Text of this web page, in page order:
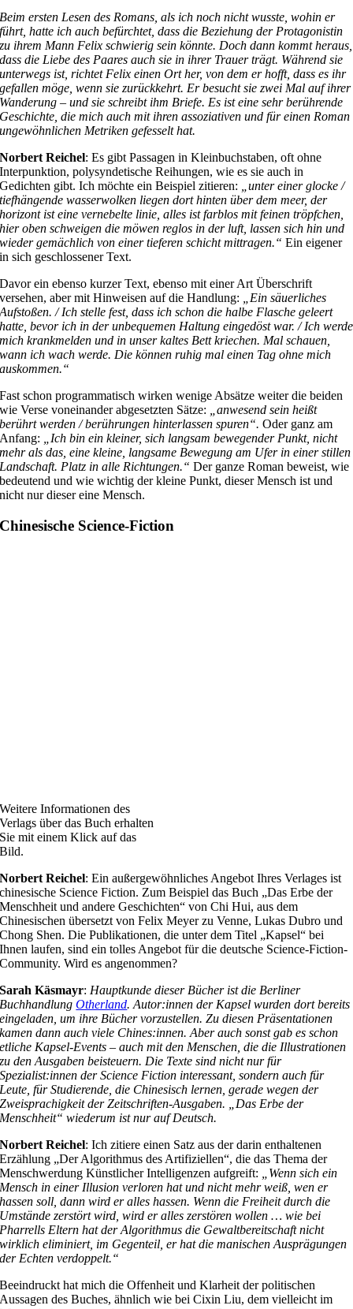
Beim ersten Lesen des Romans, als ich noch nicht wusste, wohin er
führt, hatte ich auch befürchtet, dass die Beziehung der Protagonistin
zu ihrem Mann Felix schwierig sein könnte. Doch dann kommt heraus,
dass die Liebe des Paares auch sie in ihrer Trauer trägt. Während sie
unterwegs ist, richtet Felix einen Ort her, von dem er hofft, dass es ihr
gefallen möge, wenn sie zurückkehrt. Er besucht sie zwei Mal auf ihrer
Wanderung – und sie schreibt ihm Briefe. Es ist eine sehr berührende
Geschichte, die mich auch mit ihren assoziativen und für einen Roman
ungewöhnlichen Metriken gefesselt hat.
Norbert Reichel: Es gibt Passagen in Kleinbuchstaben, oft ohne
Interpunktion, polysyndetische Reihungen, wie es sie auch in
Gedichten gibt. Ich möchte ein Beispiel zitieren:
„unter einer glocke /
tiefhängende wasserwolken liegen dort hinten über dem meer, der
horizont ist eine vernebelte linie, alles ist farblos mit feinen tröpfchen,
hier oben schweigen die möwen reglos in der luft, lassen sich hin und
wieder gemächlich von einer tieferen schicht mittragen.“Ein eigener
in sich geschlossener Text.
Davor ein ebenso kurzer Text, ebenso mit einer Art Überschrift
versehen, aber mit Hinweisen auf die Handlung:
„Ein säuerliches
Aufstoßen. / Ich stelle fest, dass ich schon die halbe Flasche geleert
hatte, bevor ich in der unbequemen Haltung eingedöst war. / Ich werde
mich krankmelden und in unser kaltes Bett kriechen. Mal schauen,
wann ich wach werde. Die können ruhig mal einen Tag ohne mich
auskommen.“
Fast schon programmatisch wirken wenige Absätze weiter die beiden
wie Verse voneinander abgesetzten Sätze:
„anwesend sein heißt
berührt werden / berührungen hinterlassen spuren“. Oder ganz am
Anfang:
„Ich bin ein kleiner, sich langsam bewegender Punkt, nicht
mehr als das, eine kleine, langsame Bewegung am Ufer in einer stillen
Landschaft. Platz in alle Richtungen.“ Der ganze Roman beweist, wie
bedeutend und wie wichtig der kleine Punkt, dieser Mensch ist und
nicht nur dieser eine Mensch.
Chinesische Science-Fiction
Weitere Informationen des
Verlags über das Buch erhalten
Sie mit einem Klick auf das
Bild.
Norbert Reichel: Ein außergewöhnliches Angebot Ihres Verlages ist
chinesische Science Fiction. Zum Beispiel das Buch „Das Erbe der
Menschheit und andere Geschichten“ von Chi Hui, aus dem
Chinesischen übersetzt von Felix Meyer zu Venne, Lukas Dubro und
Chong Shen. Die Publikationen, die unter dem Titel „Kapsel“ bei
Ihnen laufen, sind ein tolles Angebot für die deutsche Science-Fiction-
Community. Wird es angenommen?
Sarah Käsmayr: Hauptkunde dieser Bücher ist die Berliner
BuchhandlungOtherland. Autor:innen der Kapsel wurden dort bereits
eingeladen, um ihre Bücher vorzustellen. Zu diesen Präsentationen
kamen dann auch viele Chines:innen. Aber auch sonst gab es schon
etliche Kapsel-Events – auch mit den Menschen, die die Illustrationen
zu den Ausgaben beisteuern. Die Texte sind nicht nur für
Spezialist:innen der Science Fiction interessant, sondern auch für
Leute, für Studierende, die Chinesisch lernen, gerade wegen der
Zweisprachigkeit der Zeitschriften-Ausgaben. „Das Erbe der
Menschheit“ wiederum ist nur auf Deutsch.
Norbert Reichel: Ich zitiere einen Satz aus der darin enthaltenen
Erzählung „Der Algorithmus des Artifiziellen“, die das Thema der
Menschwerdung Künstlicher Intelligenzen aufgreift:
„Wenn sich ein
Mensch in einer Illusion verloren hat und nicht mehr weiß, wen er
hassen soll, dann wird er alles hassen. Wenn die Freiheit durch die
Umstände zerstört wird, wird er alles zerstören wollen … wie bei
Pharrells Eltern hat der Algorithmus die Gewaltbereitschaft nicht
wirklich eliminiert, im Gegenteil, er hat die manischen Ausprägungen
der Echten verdoppelt.“
Beeindruckt hat mich die Offenheit und Klarheit der politischen
Aussagen des Buches, ähnlich wie bei Cixin Liu, dem vielleicht im